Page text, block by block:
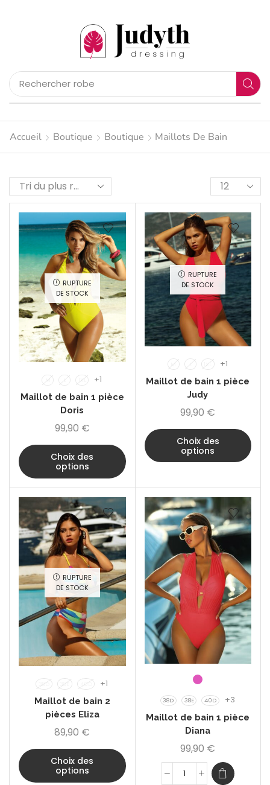
Rechercher pantalon
Accueil Boutique Boutique Maillots De Bain
RUPTURE
DE STOCK
M L 1XL +1
Maillot de bain 1 pièce
Doris
99,90 €
Choix des
options
RUPTURE
DE STOCK
M 1XL +1
Maillot de bain 1 pièce
Judy
99,90 €
Choix des
options
RUPTURE
DE STOCK
38D 38E 40D +1
Maillot de bain 2
pièces Eliza
89,90 €
Choix des
options
38D 38E 40D +3
Maillot de bain 1 pièce
Diana
99,90 €